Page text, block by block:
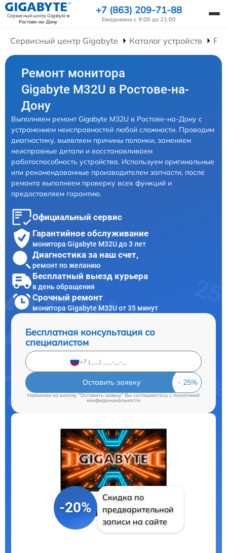
Сервисный центр Gigabyteв
Ростове-на-Дону
+7 (863) 209-71-88
Ежедневно с 9:00 до 21:00
Сервисный центр Gigabyte Каталог устройств
Ремонт монитора
Gigabyte M32U в Ростове-на-
Дону
Выполняем ремонт Gigabyte M32U в Ростове-на-Дону с
устранением неисправностей любой сложности. Проводим
диагностику, выявляем причины поломки, заменяем
неисправные детали и восстанавливаем
работоспособность устройства. Используем оригинальные
или рекомендованные производителем запчасти, после
ремонта выполняем проверку всех функций и
предоставляем гарантию.
Официальный сервис
Гарантийное обслуживание
монитора Gigabyte M32U до 3 лет
Диагностика за наш счет,
ремонт по желанию
Бесплатный выезд курьера
в день обращения
Срочный ремонт
монитора Gigabyte M32U от 35 минут
Бесплатная консультация со
специалистом
Оставить заявку
Нажимая на кнопку "Оставить заявку" Вы соглашаетесь c политикой
конфиденциальности
-20%
Скидка по
предварительной
записи на сайте